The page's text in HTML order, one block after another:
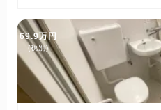
69.9万円
(税別)